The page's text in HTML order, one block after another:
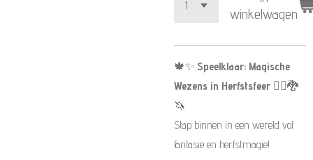
winkelwagen
🍁✨ Speelklaar: Magische
Wezens in Herfstsfeer 🧚‍♀️🐉
🦄
Stap binnen in een wereld vol
fantasie en herfstmagie!